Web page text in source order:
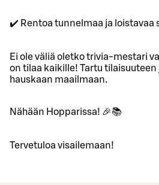
✔️ Rentoa tunnelmaa ja loistavaa
Ei ole väliä oletko trivia-mestari
on tilaa kaikille! Tartu tilaisuuteen
hauskaan maailmaan.
Nähään Hopparissa! 🎉📚
Tervetuloa visailemaan!